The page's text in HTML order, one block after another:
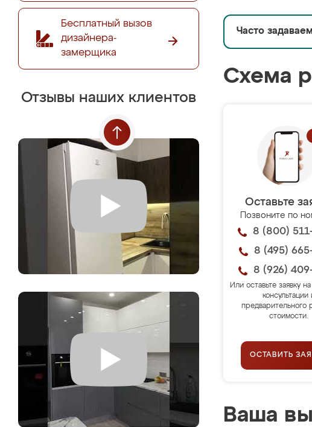
Бесплатный вызов
дизайнера-
замерщика
Отзывы наших клиентов
Часто
Схема
Оставьте
Позвоните по
8 (800)
8 (495)
8 (926)
Или оставьте заявку
консультации
предварительного
стоимости.
ОСТАВИТЬ
Ваша